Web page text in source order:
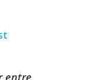
entre